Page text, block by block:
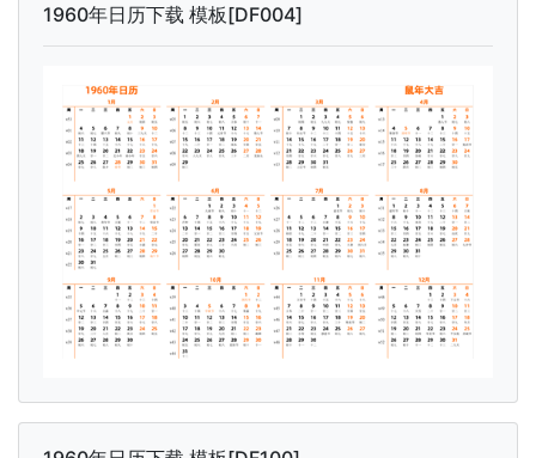
1960年日历下载 模板[DF004]